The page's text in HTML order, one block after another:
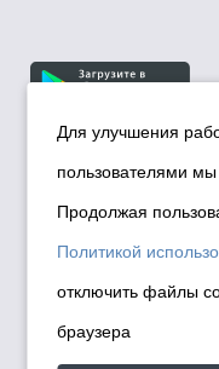
© Департамент
города
Политика
Политика по
данных в
мэрии города
Для улучшения
пользователями
Продолжая
Политикой
отключить файлы
браузера